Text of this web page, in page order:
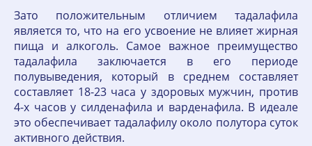
Зато положительным отличием тадалафила
является то, что на его усвоение не влияет жирная
пища и алкоголь. Самое важное преимущество
тадалафила заключается в его периоде
полувыведения, который в среднем составляет
составляет 18-23 часа у здоровых мужчин, против
4-х часов у силденафила и варденафила. В идеале
это обеспечивает тадалафилу около полутора суток
активного действия.